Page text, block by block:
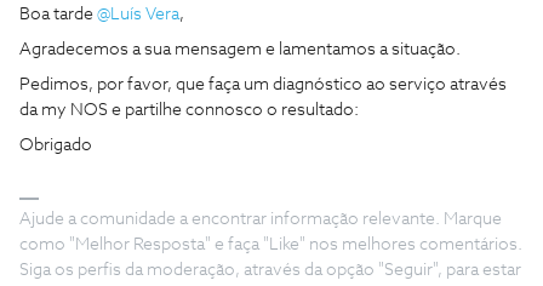
Boa tarde ​ @Luís Vera,
Agradecemos a sua mensagem e lamentamos a situação.
Pedimos, por favor, que faça um diagnóstico ao serviço através
da my NOS e partilhe connosco o resultado:
Obrigado
Ajude a comunidade a encontrar informação relevante. Marque
como "Melhor Resposta" e faça "Like" nos melhores comentários.
Siga os perfis da moderação, através da opção "Seguir", para estar